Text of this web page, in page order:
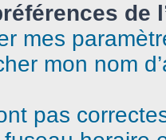
de
mes
mon nom
pas